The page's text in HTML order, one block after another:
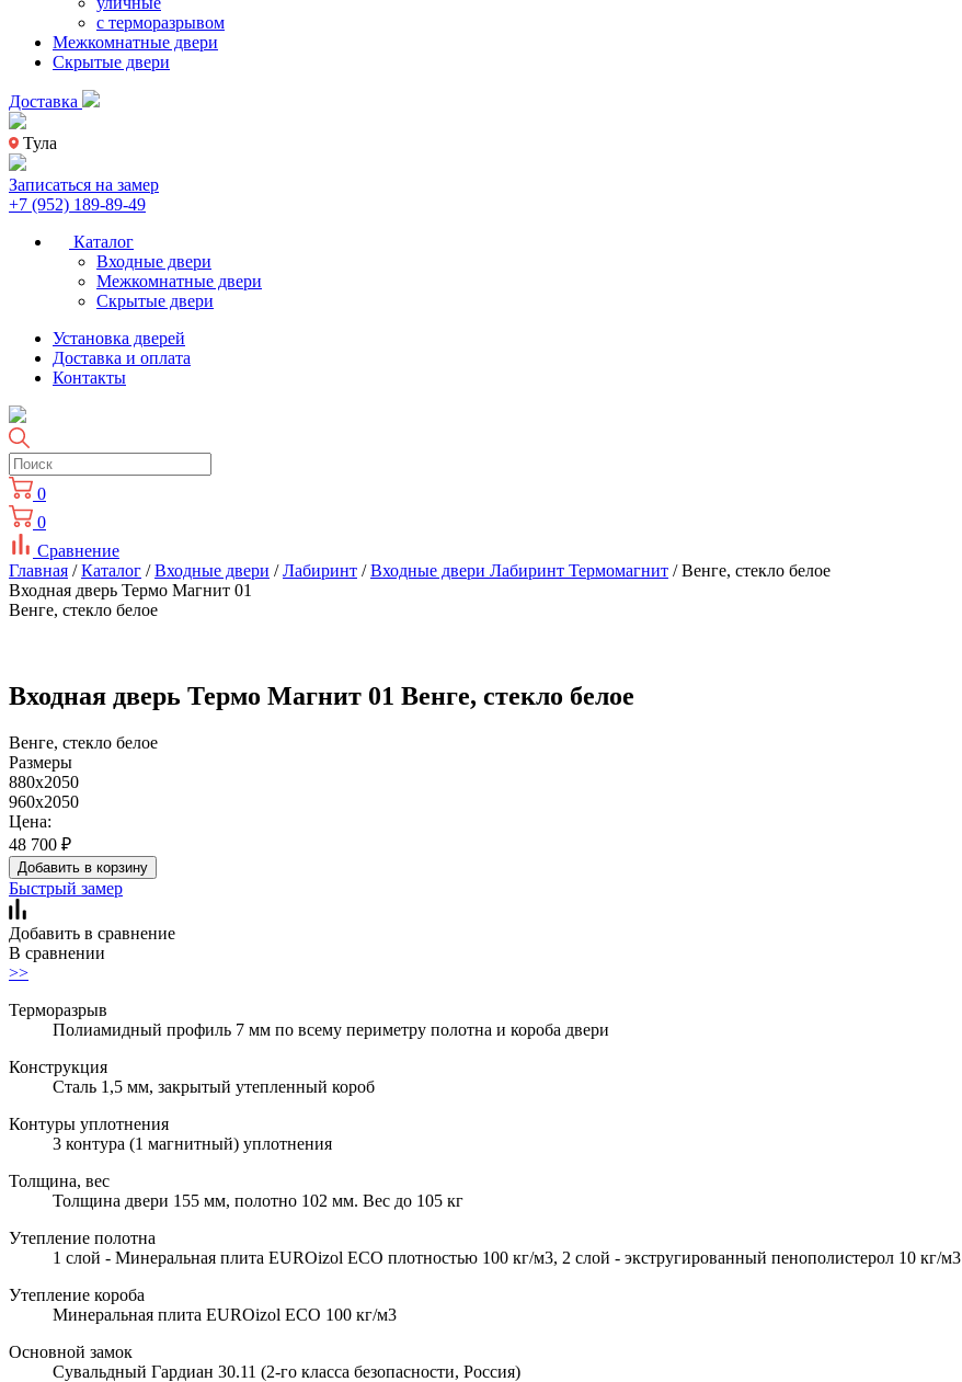
с терморазрывом
Межкомнатные двери
Скрытые двери
Доставка
Тула
Записаться на замер
+7 (952) 189-89-49
Каталог
Входные двери
Межкомнатные двери
Скрытые двери
Установка дверей
Доставка и оплата
Контакты
0
0
Сравнение
Главная /Каталог /Входные двери /Лабиринт /Входные двери Лабиринт Термомагнит / Венге, стекло белое
Входная дверь Термо Магнит 01
Венге, стекло белое
Входная дверь Термо Магнит 01 Венге, стекло белое
Венге, стекло белое
Размеры
880x2050
960x2050
Цена:
48 700 ₽
Добавить в корзину
Быстрый замер
Добавить в сравнение
В сравнении
>>
Терморазрыв
Полиамидный профиль 7 мм по всему периметру полотна и короба двери
Конструкция
Сталь 1,5 мм, закрытый утепленный короб
Контуры уплотнения
3 контура (1 магнитный) уплотнения
Толщина, вес
Толщина двери 155 мм, полотно 102 мм. Вес до 105 кг
Утепление полотна
1 слой - Минеральная плита EUROizol ECO плотностью 100 кг/м3, 2 слой - экстругированный пенополистерол 10 кг/м3
Утепление короба
Минеральная плита EUROizol ECO 100 кг/м3
Основной замок
Сувальдный Гардиан 30.11 (2-го класса безопасности, Россия)